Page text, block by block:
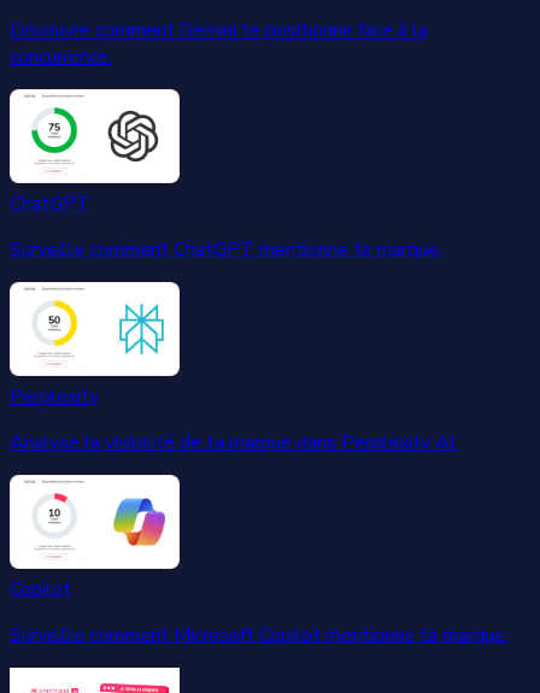
Découvre comment Gemini te positionne face à la
concurrence.
ChatGPT
Surveille comment ChatGPT mentionne ta marque.
Perplexity
Analyse la visibilité de ta marque dans Perplexity AI.
Copilot
Surveille comment Microsoft Copilot mentionne ta marque.